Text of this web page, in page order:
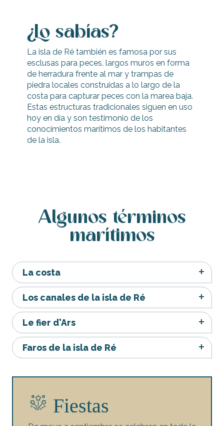
¿Lo sabías?
La isla de Ré también es famosa por sus
esclusas para peces, largos muros en forma
de herradura frente al mar y trampas de
piedra locales construidas a lo largo de la
costa para capturar peces con la marea baja.
Estas estructuras tradicionales siguen en uso
hoy en día y son testimonio de los
conocimientos marítimos de los habitantes
de la isla.
Algunos términos
marítimos
La costa
Los canales de la isla de Ré
Le fier d'Ars
Faros de la isla de Ré
Fiestas